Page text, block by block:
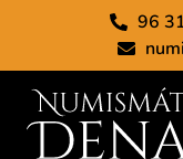
96